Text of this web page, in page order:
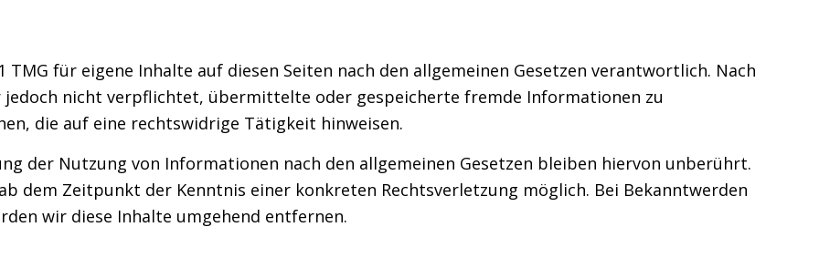
für eigene Inhalte auf diesen Seiten nach den allgemeinen Gesetzen verantwortlich. Nach
jedoch nicht verpflichtet, übermittelte oder gespeicherte fremde Informationen zu
die auf eine rechtswidrige Tätigkeit hinweisen.
der Nutzung von Informationen nach den allgemeinen Gesetzen bleiben hiervon unberührt.
dem Zeitpunkt der Kenntnis einer konkreten Rechtsverletzung möglich. Bei Bekanntwerden
wir diese Inhalte umgehend entfernen.